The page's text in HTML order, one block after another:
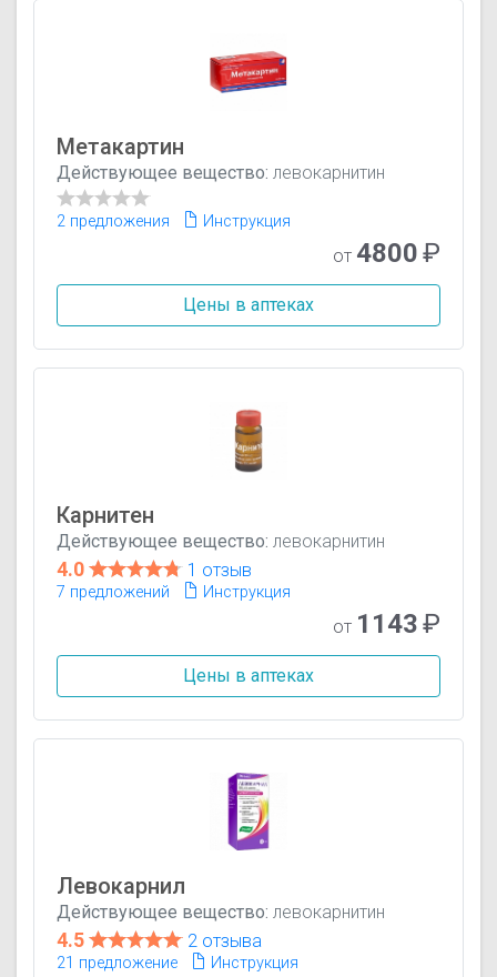
Метакартин
Действующее вещество: левокарнитин
2 предложения Инструкция
от 4800₽
Цены в аптеках
Карнитен
Действующее вещество: левокарнитин
4.0 1 отзыв
7 предложений Инструкция
от 1143₽
Цены в аптеках
Левокарнил
Действующее вещество: левокарнитин
4.5 2 отзыва
21 предложение Инструкция